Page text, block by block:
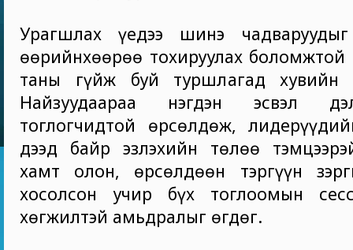
Урагшлах үедээ шинэ
өөрийнхөөрөө тохируулах боломжтой
таны гүйж буй туршлагад хувийн
Найзуудаараа нэгдэн эсвэл
тоглогчидтой өрсөлдөж,
дээд байр эзлэхийн төлөө
хамт олон, өрсөлдөөн тэргүүн
хосолсон учир бүх тоглоомын
хөгжилтэй амьдралыг өгдөг.